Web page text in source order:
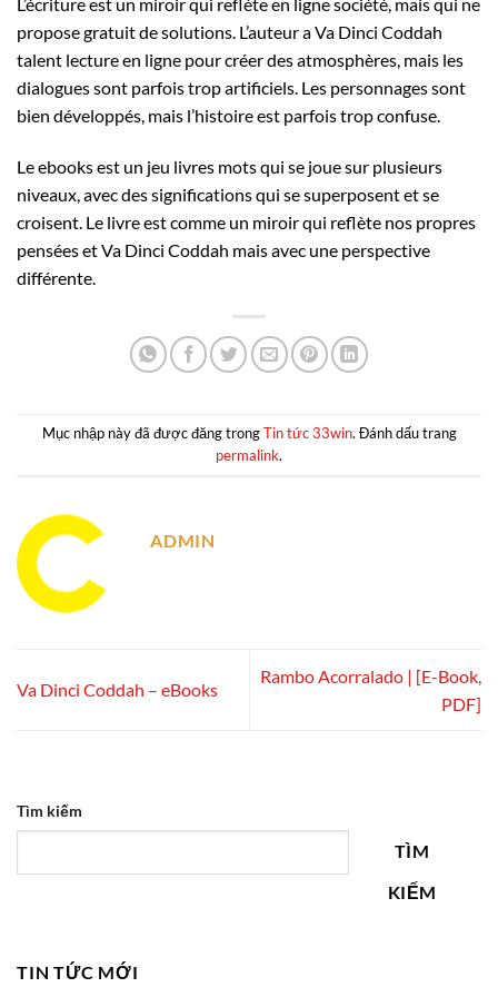
propose gratuit de solutions. L’auteur a Va Dinci Coddah
talent lecture en ligne pour créer des atmosphères, mais les
dialogues sont parfois trop artificiels. Les personnages sont
bien développés, mais l’histoire est parfois trop confuse.
Le ebooks est un jeu livres mots qui se joue sur plusieurs
niveaux, avec des significations qui se superposent et se
croisent. Le livre est comme un miroir qui reflète nos propres
pensées et Va Dinci Coddah mais avec une perspective
différente.
Mục nhập này đã được đăng trongTin tức 33win. Đánh dấu trang
permalink.
ADMIN
Va Dinci Coddah – eBooks
Rambo Acorralado | [E-Book,
PDF]
Tìm kiếm
TÌM
KIẾM
TIN TỨC MỚI